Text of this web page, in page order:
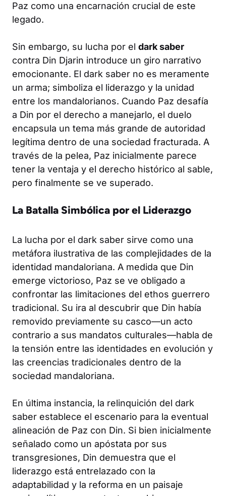
Paz como una encarnación crucial de este
legado.
Sin embargo, su lucha por el dark saber
contra Din Djarin introduce un giro narrativo
emocionante. El dark saber no es meramente
un arma; simboliza el liderazgo y la unidad
entre los mandalorianos. Cuando Paz desafía
a Din por el derecho a manejarlo, el duelo
encapsula un tema más grande de autoridad
legítima dentro de una sociedad fracturada. A
través de la pelea, Paz inicialmente parece
tener la ventaja y el derecho histórico al sable,
pero finalmente se ve superado.
La Batalla Simbólica por el Liderazgo
La lucha por el dark saber sirve como una
metáfora ilustrativa de las complejidades de la
identidad mandaloriana. A medida que Din
emerge victorioso, Paz se ve obligado a
confrontar las limitaciones del ethos guerrero
tradicional. Su ira al descubrir que Din había
removido previamente su casco—un acto
contrario a sus mandatos culturales—habla de
la tensión entre las identidades en evolución y
las creencias tradicionales dentro de la
sociedad mandaloriana.
En última instancia, la relinquición del dark
saber establece el escenario para la eventual
alineación de Paz con Din. Si bien inicialmente
señalado como un apóstata por sus
transgresiones, Din demuestra que el
liderazgo está entrelazado con la
adaptabilidad y la reforma en un paisaje